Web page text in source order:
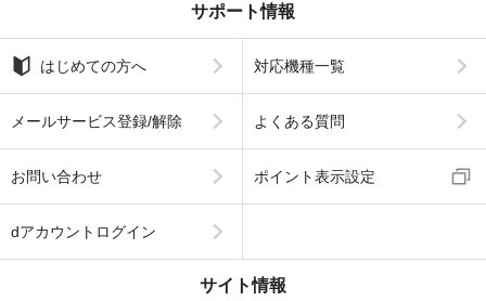
サポート情報
はじめての方へ 対応機種一覧
メールサービス登録/解除 よくある質問
お問い合わせ ポイント表示設定
dアカウントログイン
サイト情報